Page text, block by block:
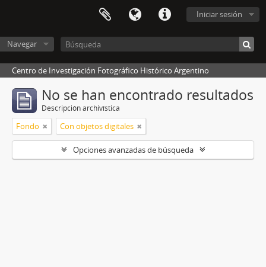
Iniciar sesión
Navegar
Centro de Investigación Fotográfico Histórico Argentino
No se han encontrado resultados
Descripción archivística
Fondo Con objetos digitales
Opciones avanzadas de búsqueda